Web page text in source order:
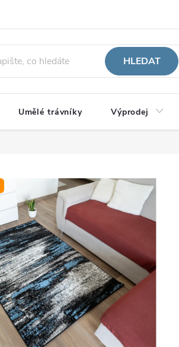
HLEDAT
Umělé trávníky Výprodej